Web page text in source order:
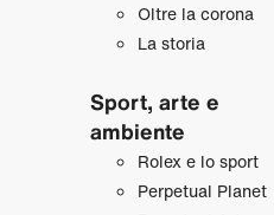
Oltre la corona
La storia
Sport, arte e
ambiente
Rolex e lo sport
Perpetual Planet